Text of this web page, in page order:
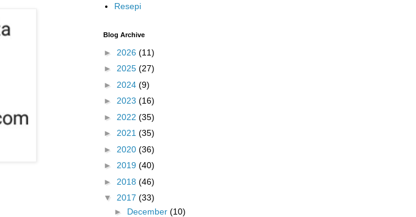
Resepi
Blog Archive
► 2026 (11)
► 2025 (27)
► 2024 (9)
► 2023 (16)
► 2022 (35)
► 2021 (35)
► 2020 (36)
► 2019 (40)
► 2018 (46)
▼ 2017 (33)
► December (10)